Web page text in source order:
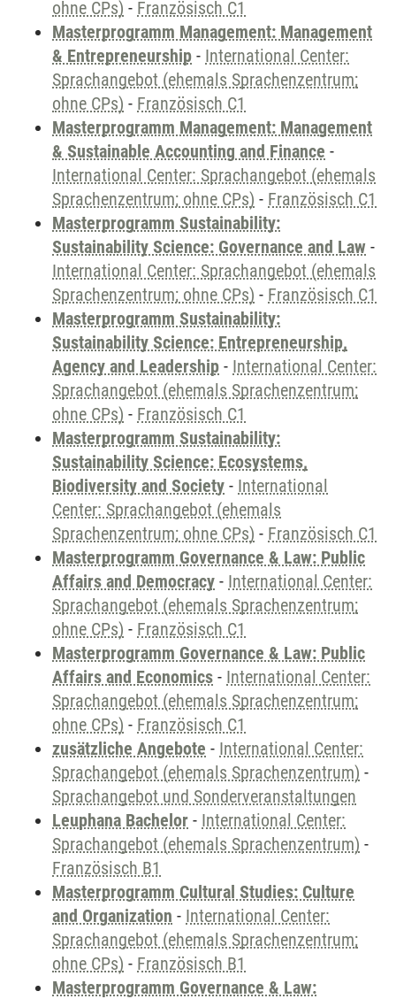
ohne CPs) - Französisch C1
Masterprogramm Management: Management
& Entrepreneurship - International Center:
Sprachangebot (ehemals Sprachenzentrum;
ohne CPs) - Französisch C1
Masterprogramm Management: Management
& Sustainable Accounting and Finance -
International Center: Sprachangebot (ehemals
Sprachenzentrum; ohne CPs) - Französisch C1
Masterprogramm Sustainability:
Sustainability Science: Governance and Law -
International Center: Sprachangebot (ehemals
Sprachenzentrum; ohne CPs) - Französisch C1
Masterprogramm Sustainability:
Sustainability Science: Entrepreneurship,
Agency and Leadership - International Center:
Sprachangebot (ehemals Sprachenzentrum;
ohne CPs) - Französisch C1
Masterprogramm Sustainability:
Sustainability Science: Ecosystems,
Biodiversity and Society - International
Center: Sprachangebot (ehemals
Sprachenzentrum; ohne CPs) - Französisch C1
Masterprogramm Governance & Law: Public
Affairs and Democracy - International Center:
Sprachangebot (ehemals Sprachenzentrum;
ohne CPs) - Französisch C1
Masterprogramm Governance & Law: Public
Affairs and Economics - International Center:
Sprachangebot (ehemals Sprachenzentrum;
ohne CPs) - Französisch C1
zusätzliche Angebote - International Center:
Sprachangebot (ehemals Sprachenzentrum) -
Sprachangebot und Sonderveranstaltungen
Leuphana Bachelor - International Center:
Sprachangebot (ehemals Sprachenzentrum) -
Französisch B1
Masterprogramm Cultural Studies: Culture
and Organization - International Center:
Sprachangebot (ehemals Sprachenzentrum;
ohne CPs) - Französisch B1
Masterprogramm Governance & Law: